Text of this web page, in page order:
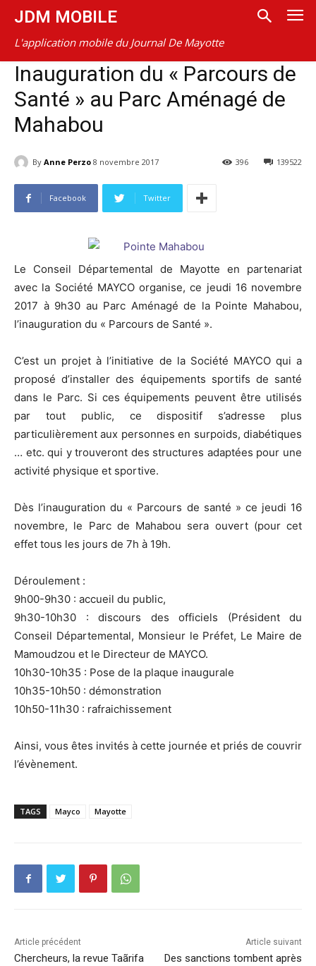
JDM MOBILE
L'application mobile du Journal De Mayotte
Inauguration du « Parcours de
Santé » au Parc Aménagé de
Mahabou
By Anne Perzo 8 novembre 2017 139522
396
Facebook Twitter
Le Conseil Départemental de Mayotte en partenariat
avec la Société MAYCO organise, ce jeudi 16 novembre
2017 à 9h30 au Parc Aménagé de la Pointe Mahabou,
l’inauguration du « Parcours de Santé ».
C’est un projet à l’initiative de la Société MAYCO qui a
proposé d’installer des équipements sportifs de santé
dans le Parc. Si ces équipements peuvent être utilisés
par tout public, ce dispositif s’adresse plus
particulièrement aux personnes en surpoids, diabétiques
… etc. qui y trouveront des structures adaptées pour une
activité physique et sportive.
Dès l’inauguration du « Parcours de santé » ce jeudi 16
novembre, le Parc de Mahabou sera ouvert (pour cet
effet tous les jours de 7h à 19h.
Déroulement :
9h00-9h30 : accueil du public,
9h30-10h30 : discours des officiels (Président du
Conseil Départemental, Monsieur le Préfet, Le Maire de
Mamoudzou et le Directeur de MAYCO.
10h30-10h35 : Pose de la plaque inaugurale
10h35-10h50 : démonstration
10h50-11h30 : rafraichissement
Ainsi, vous êtes invités à cette journée et priés de couvrir
l’évènement.
TAGS Mayco Mayotte
Article précédent
Chercheurs, la revue Taãrifa
Article suivant
Des sanctions tombent après